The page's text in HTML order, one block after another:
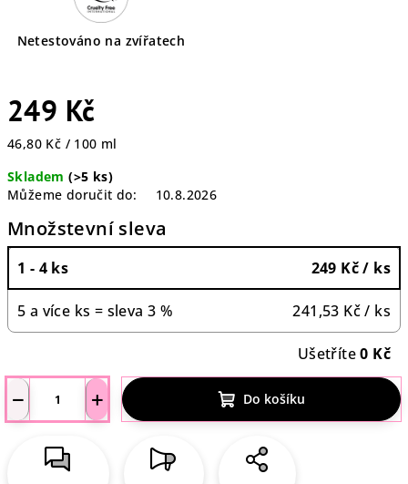
Netestováno na zvířatech
249 Kč
Měrná
46,80 Kč / 100 ml
Skladem(>5 ks)
Můžeme doručit do:
10.8.2026
Množstevní sleva
1 - 4 ks 249 Kč/ ks
5 a více ks = sleva 3 % 241,53 Kč/ ks
Ušetříte0 Kč
+
− Do košíku